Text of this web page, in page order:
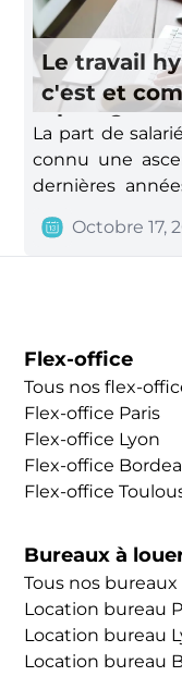
novateurs
et à la synergie
Le travail
c'est et
place ?
La part de
connu une
dernières
connu un pic
COVID (45 %
tend à se
le&nbsp;travail
but est d'offrir
deux
présentiel
de différentes
Octobre 17,
Flex-office
Tous nos flex-
Flex-office Paris
Flex-office Lyon
Flex-office
Flex-office
Bureaux à
Tous nos bureaux
Location bureau
Location bureau
Location bureau